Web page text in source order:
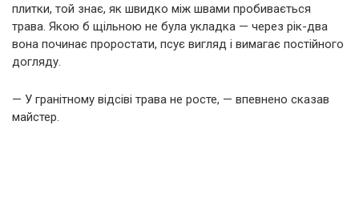
плитки, той знає, як швидко між швами пробивається
трава. Якою б щільною не була укладка — через рік-два
вона починає проростати, псує вигляд і вимагає постійного
догляду.
— У гранітному відсіві трава не росте, — впевнено сказав
майстер.